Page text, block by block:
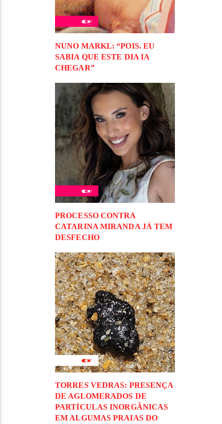
NUNO MARKL: “POIS. EU
SABIA QUE ESTE DIA IA
CHEGAR”
PROCESSO CONTRA
CATARINA MIRANDA JÁ TEM
DESFECHO
TORRES VEDRAS: PRESENÇA
DE AGLOMERADOS DE
PARTÍCULAS INORGÂNICAS
EM ALGUMAS PRAIAS DO